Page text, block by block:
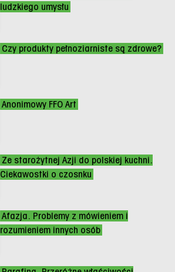
ludzkiego umysłu
Czy produkty pełnoziarniste są zdrowe?
Anonimowy FFO Art
Ze starożytnej Azji do polskiej kuchni.
Ciekawostki o czosnku
Afazja. Problemy z mówieniem i
rozumieniem innych osób